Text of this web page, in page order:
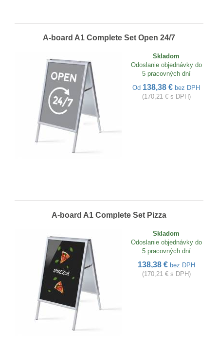
A-board A1 Complete Set Open 24/7
Skladom
Odoslanie objednávky do
5 pracovných dní
Od 138,38 € bez DPH
(170,21 € s DPH)
A-board A1 Complete Set Pizza
Skladom
Odoslanie objednávky do
5 pracovných dní
138,38 € bez DPH
(170,21 € s DPH)